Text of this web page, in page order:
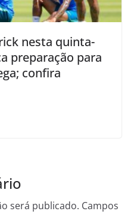
nesta quinta-
preparação para
confira
será publicado. Campos